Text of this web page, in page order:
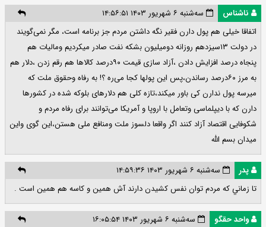
ناشناس
سه‌شنبه ۶ شهریور ۱۴۰۳ ۱۴:۵۶:۵۱
اتفاقا خیلی هم پول دارن فقیر نگه داشتن مردم جز برنامه است، مگر نمی‌گویند
در دولت ۱۳سیزدهم روزانه دومیلیون بشکه نفت صادر میکردیم ومالیات هم
پنجاه درصد افزایش دادن ،آزاد سازی قیمت ۹۰درصد کالاها هم رقم زدن ،دلار هم
به مرز ۶۰درصد رساندن،پس این پولها کجا می‌ره ؟! به رفاه وحقوق ملت که
میرسه پول ندارن کی باور میکند،تازه کلی هم دلارهای بلوکه شده در کشورها
دارن که با دیپلماسی وتعامل با اروپا و آمریکا می‌توانند برای رفاه مردم و
شکوفایی اقتصاد آزاد کنند اگر واقعا دلسوز ملت ومنافع ملی هستن،این گوی واین
میدان بسم الله
پدر
سه‌شنبه ۶ شهریور ۱۴۰۳ ۱۴:۵۹:۳۶
تا زماني كه مردم توان نفس كشيدن دارند آش همين و كاسه هم همين است .
واحد حقگو
سه‌شنبه ۶ شهریور ۱۴۰۳ ۱۶:۰۵:۵۴